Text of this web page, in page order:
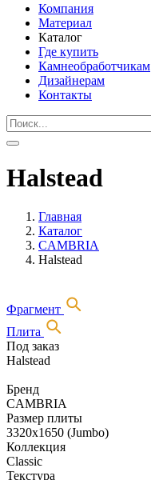
Компания
Материал
Каталог
Где купить
Камнеобработчикам
Дизайнерам
Контакты
Halstead
Главная
Каталог
CAMBRIA
Halstead
Фрагмент
Плита
Под заказ
Halstead
Бренд
CAMBRIA
Размер плиты
3320х1650 (Jumbo)
Коллекция
Classic
Текстура